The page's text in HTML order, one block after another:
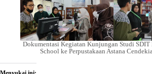
Dokumentasi Kegiatan Kunjungan Studi
School ke Perpustakaan Astana